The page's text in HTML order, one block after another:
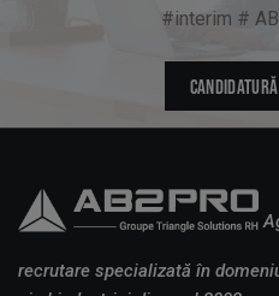
#interim #
recrutare specializată în